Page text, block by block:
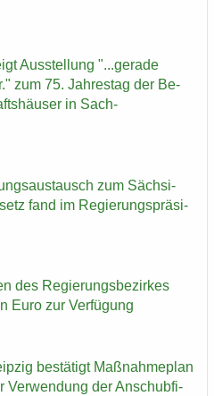
Aus­stel­lung "...ge­ra­de
zum 75. Jah­res­tag der Be­
in Sach­
zum Säch­si­
fand im Re­gie­rungs­prä­si­
des Re­gie­rungs­be­zir­kes
Euro zur Ver­fü­gung
be­stä­tigt Maß­nah­me­plan
Ver­wen­dung der An­schub­fi­